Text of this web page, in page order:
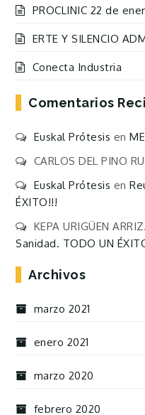
PROCLINIC 22 de
ERTE Y SILENCIO
Conecta Industria
Comentarios
Euskal Prótesis en
CARLOS DEL PINO
Euskal Prótesis en
ÉXITO!!!
KEPA URIGÜEN
Sanidad. TODO UN
Archivos
marzo 2021
enero 2021
marzo 2020
febrero 2020